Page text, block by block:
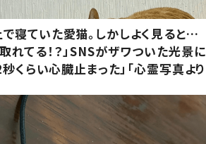
で寝ていた愛猫。しかしよく見ると…
れてる！？」SNSがザワついた光景に
2秒くらい心臓止まった」「心霊写真より